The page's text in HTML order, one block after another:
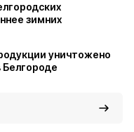
зимних
уничтожено
Белгороде